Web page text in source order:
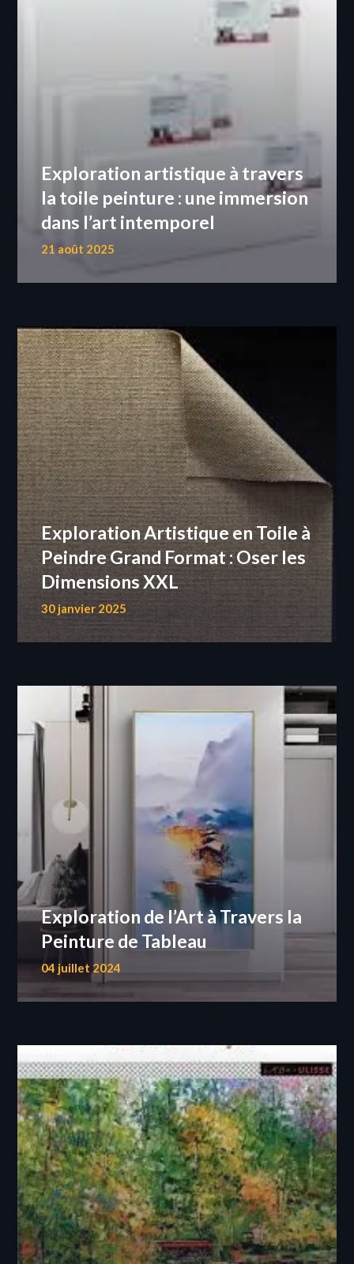
Exploration artistique à travers
la toile peinture : une immersion
dans l’art intemporel
21 août 2025
Exploration Artistique en Toile à
Peindre Grand Format : Oser les
Dimensions XXL
30 janvier 2025
Exploration de l’Art à Travers la
Peinture de Tableau
04 juillet 2024